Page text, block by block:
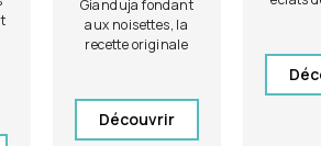
Gianduja fondant
aux noisettes, la
recette originale
Découvrir